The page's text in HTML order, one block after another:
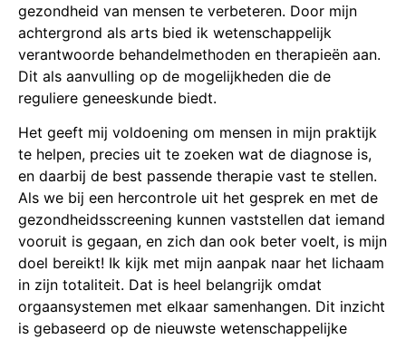
gezondheid van mensen te verbeteren. Door mijn
achtergrond als arts bied ik wetenschappelijk
verantwoorde behandelmethoden en therapieën aan.
Dit als aanvulling op de mogelijkheden die de
reguliere geneeskunde biedt.
Het geeft mij voldoening om mensen in mijn praktijk
te helpen, precies uit te zoeken wat de diagnose is,
en daarbij de best passende therapie vast te stellen.
Als we bij een hercontrole uit het gesprek en met de
gezondheidsscreening kunnen vaststellen dat iemand
vooruit is gegaan, en zich dan ook beter voelt, is mijn
doel bereikt! Ik kijk met mijn aanpak naar het lichaam
in zijn totaliteit. Dat is heel belangrijk omdat
orgaansystemen met elkaar samenhangen. Dit inzicht
is gebaseerd op de nieuwste wetenschappelijke